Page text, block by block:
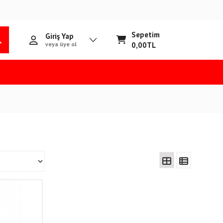
Giriş Yap
veya üye ol
Sepetim
0,00TL